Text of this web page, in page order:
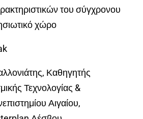
του σύγχρονου
χώρο
Καθηγητής
Τεχνολογίας &
Αιγαίου,